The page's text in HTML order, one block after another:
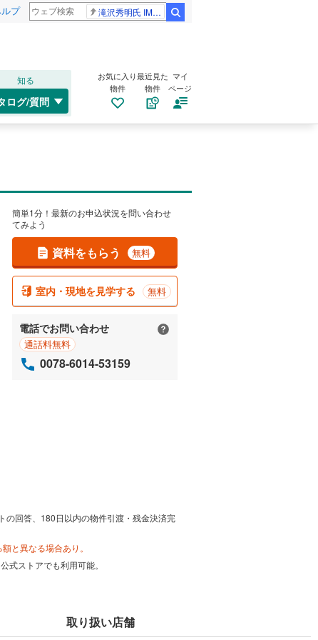
プ 滝沢秀明氏 IMPACT26
知る
ログ/質問
お気に入り
物件
最近見た
物件
マイ
ページ
簡単1分！最新のお申込状況を問い合わせ
てみよう
資料をもらう 無料
室内・現地を見学する 無料
電話でお問い合わせ
通話料無料
0078-6014-53159
の回答、180日以内の物件引渡・残金決済完
と異なる場合あり。
式ストアでも利用可能。
取り扱い店舗